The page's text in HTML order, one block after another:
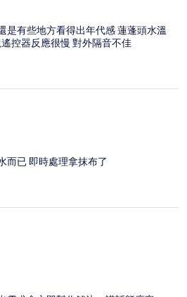
是有些地方看得出年代感 蓮蓬頭水溫
控器反應很慢 對外隔音不佳
而已 即時處理拿抹布了